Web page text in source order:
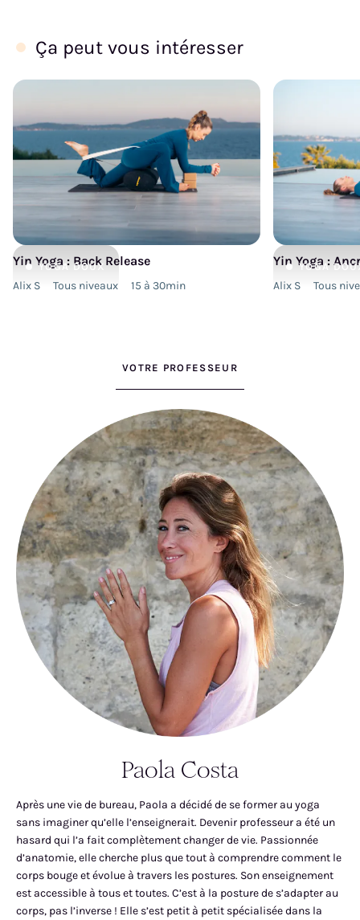
Ça peut vous intéresser
YOGA DOUX
Yin Yoga : Back Release
Alix S Tous niveaux 15 à 30min
YOGA
Yin Yoga :
Alix S Tous
VOTRE PROFESSEUR
Paola Costa
Après une vie de bureau, Paola a décidé de se former au yoga
sans imaginer qu’elle l’enseignerait. Devenir professeur a été un
hasard qui l’a fait complètement changer de vie. Passionnée
d’anatomie, elle cherche plus que tout à comprendre comment le
corps bouge et évolue à travers les postures. Son enseignement
est accessible à tous et toutes. C’est à la posture de s’adapter au
corps, pas l’inverse ! Elle s’est petit à petit spécialisée dans la